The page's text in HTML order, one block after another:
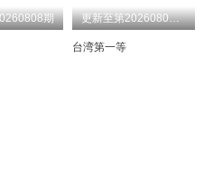
期 更新至第20260809期
台湾第一等